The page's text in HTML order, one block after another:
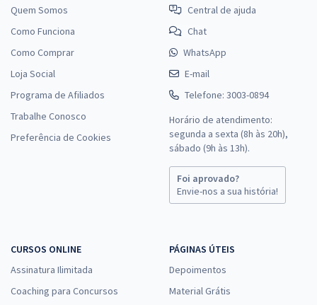
Quem Somos
Como Funciona
Como Comprar
Loja Social
Programa de Afiliados
Trabalhe Conosco
Preferência de Cookies
Central de ajuda
Chat
WhatsApp
E-mail
Telefone: 3003-0894
Horário de atendimento:
segunda a sexta (8h às 20h),
sábado (9h às 13h).
Foi aprovado?
Envie-nos a sua história!
CURSOS ONLINE
Assinatura Ilimitada
Coaching para Concursos
PÁGINAS ÚTEIS
Depoimentos
Material Grátis